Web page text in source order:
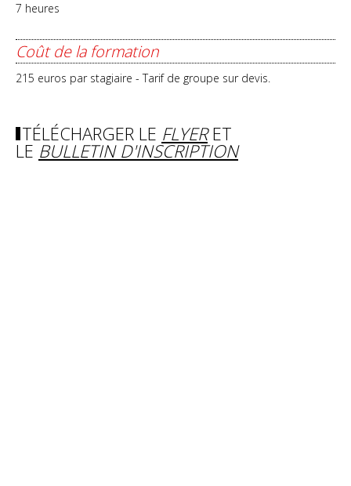
7 heures
Coût de la formation
215 euros par stagiaire - Tarif de groupe sur devis.
TÉLÉCHARGER LE FLYERET
LE BULLETIN D'INSCRIPTION